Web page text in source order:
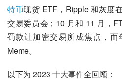
特币现货 ETF，Ripple 和灰度
交易委员会；10 月和 11 月，
罚款让加密交易所成焦点，
Meme。
以下为 2023 十大事件全回顾：